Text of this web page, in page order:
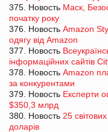
375. Новость Маск,
початку року
376. Новость Amazon
одягу від Amazon
377. Новость
інформаційних сайтів
378. Новость Amazon
за конкурентами
379. Новость Експерти
$350,3 млрд
380. Новость 25
доларів